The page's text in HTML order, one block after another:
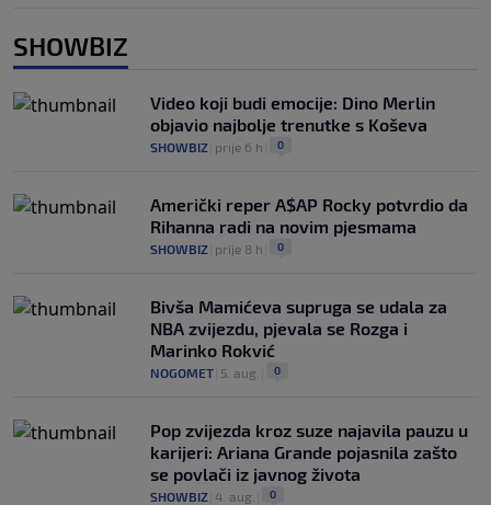
SHOWBIZ
Video koji budi emocije: Dino Merlin
objavio najbolje trenutke s Koševa
SHOWBIZ prije 6 h 0
Američki reper A$AP Rocky potvrdio da
Rihanna radi na novim pjesmama
SHOWBIZ prije 8 h 0
Bivša Mamićeva supruga se udala za
NBA zvijezdu, pjevala se Rozga i
Marinko Rokvić
NOGOMET 5. aug. 0
Pop zvijezda kroz suze najavila pauzu u
karijeri: Ariana Grande pojasnila zašto
se povlači iz javnog života
SHOWBIZ 4. aug. 0